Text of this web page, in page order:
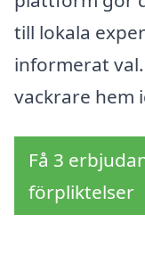
till lokala
informerat
vackrare hem
Få 3
förpliktelser